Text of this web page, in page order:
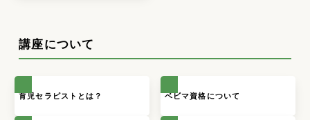
講座について
育児セラピストとは？ ベビマ資格について